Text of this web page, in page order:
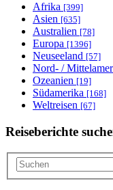
Afrika [399]
Asien [635]
Australien [78]
Europa [1396]
Neuseeland [57]
Nord- /
Ozeanien [19]
Südamerika [168]
Weltreisen [67]
Reiseberichte